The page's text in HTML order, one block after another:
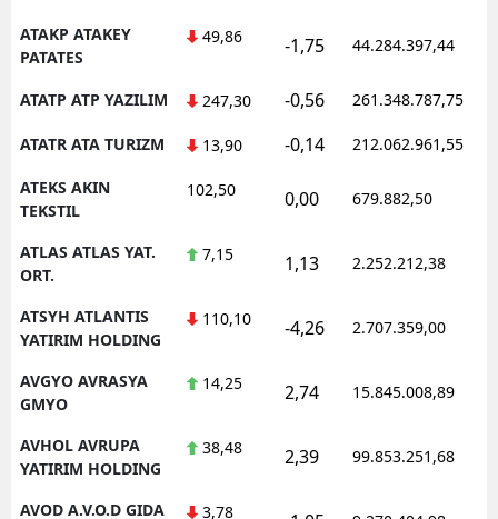
ATAKP ATAKEY
PATATES
49,86 -1,75 44.284.397,44
ATATP ATP YAZILIM 247,30 -0,56 261.348.787,75
ATATR ATA TURIZM 13,90 -0,14 212.062.961,55
ATEKS AKIN
TEKSTIL
102,50 0,00 679.882,50
ATLAS ATLAS YAT.
ORT.
7,15 1,13 2.252.212,38
ATSYH ATLANTIS
YATIRIM HOLDING
110,10 -4,26 2.707.359,00
AVGYO AVRASYA
GMYO
14,25 2,74 15.845.008,89
AVHOL AVRUPA
YATIRIM HOLDING
38,48 2,39 99.853.251,68
AVOD A.V.O.D GIDA
3,78